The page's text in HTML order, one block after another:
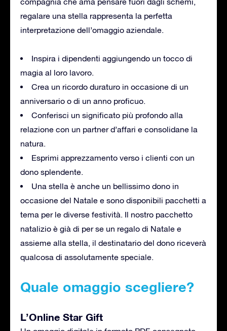
regalare una stella rappresenta la perfetta
interpretazione dell’omaggio aziendale.
Inspira i dipendenti aggiungendo un tocco di
magia al loro lavoro.
Crea un ricordo duraturo in occasione di un
anniversario o di un anno proficuo.
Conferisci un significato più profondo alla
relazione con un partner d’affari e consolidane la
natura.
Esprimi apprezzamento verso i clienti con un
dono splendente.
Una stella è anche un bellissimo dono in
occasione del Natale e sono disponibili pacchetti a
tema per le diverse festività. Il nostro pacchetto
natalizio è già di per se un regalo di Natale e
assieme alla stella, il destinatario del dono riceverà
qualcosa di assolutamente speciale.
Quale omaggio scegliere?
L’Online Star Gift